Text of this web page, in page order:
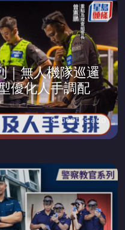
｜無人機隊巡邏
優化人手調配
8 months ago